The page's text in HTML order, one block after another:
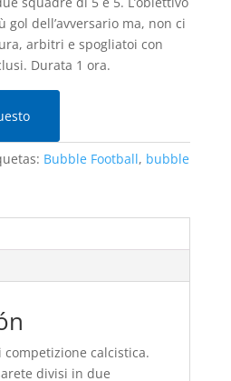
dell’avversario ma, non ci
arbitri e spogliatoi con
Durata 1 ora.
Bubble Football, bubble
calcistica.
divisi in due